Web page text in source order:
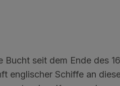
seit dem Ende des
englischer Schiffe an